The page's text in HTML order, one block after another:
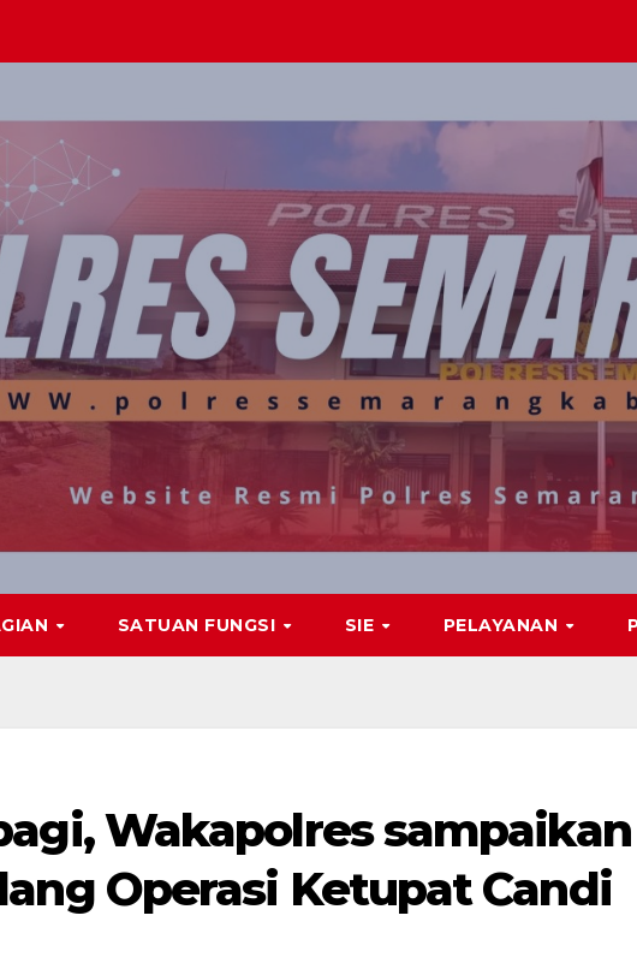
SATUAN FUNGSI SIE PELAYANAN
Wakapolres sampaikan
Operasi Ketupat Candi